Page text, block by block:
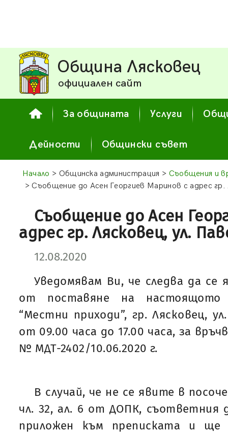
Община Лясковец
официален сайт
За общината Услуги
Дейности Общински съвет
Начало > Общинска администрация > Съобщения и
> Съобщение до Асен Георгиев Маринов с адрес
Съобщение до Асен
адрес гр. Лясковец, ул.
12.08.2020
Уведомявам Ви, че следва да се
от поставяне на
“Местни приходи”, гр. Лясковец,
от 09.00 часа до 17.00 часа, за
№ МДТ-2402/10.06.2020 г.
В случай, че не се явите в
чл. 32, ал. 6 от ДОПК,
приложен към преписката и ще